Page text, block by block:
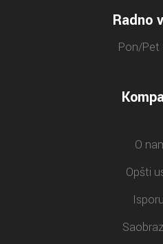
Radno
Pon/Pet
O
Opšti